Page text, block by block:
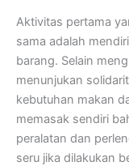
Aktivitas pertama
sama adalah
barang. Selain
menunjukan
kebutuhan makan
memasak sendiri
peralatan dan
seru jika dilakukan